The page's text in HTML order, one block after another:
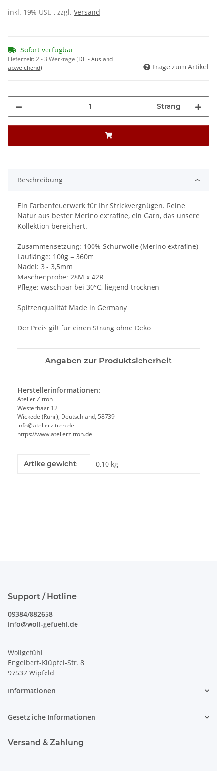
inkl. 19% USt. , zzgl. Versand
Sofort verfügbar
Lieferzeit:2 - 3 Werktage (DE - Ausland
abweichend)
Frage zum Artikel
Strang
Beschreibung
Ein Farbenfeuerwerk für Ihr Strickvergnügen. Reine
Natur aus bester Merino extrafine, ein Garn, das unsere
Kollektion bereichert.
Zusammensetzung: 100% Schurwolle (Merino extrafine)
Lauflänge: 100g = 360m
Nadel: 3 - 3,5mm
Maschenprobe: 28M x 42R
Pflege: waschbar bei 30°C, liegend trocknen
Spitzenqualität Made in Germany
Der Preis gilt für einen Strang ohne Deko
Angaben zur Produktsicherheit
Herstellerinformationen:
Atelier Zitron
Westerhaar 12
Wickede (Ruhr), Deutschland, 58739
info@atelierzitron.de
https://www.atelierzitron.de
Produkteigenschaft
Wert
Artikelgewicht: 0,10 kg
Support / Hotline
09384/882658
info@woll-gefuehl.de
Wollgefühl
Engelbert-Klüpfel-Str. 8
97537 Wipfeld
Informationen
Gesetzliche Informationen
Versand & Zahlung